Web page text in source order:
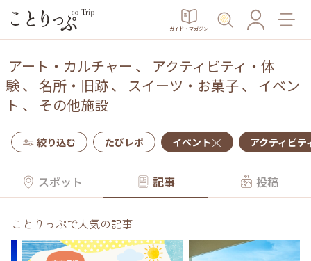
ガイド・マガジン
アート・カルチャー 、 アクティビティ・体
験、 名所・旧跡、 スイーツ・お菓子、 イベン
ト 、 その他施設
絞り込む たびレポ イベント アクティビテ
スポット 記事 投稿
ことりっぷで人気の記事